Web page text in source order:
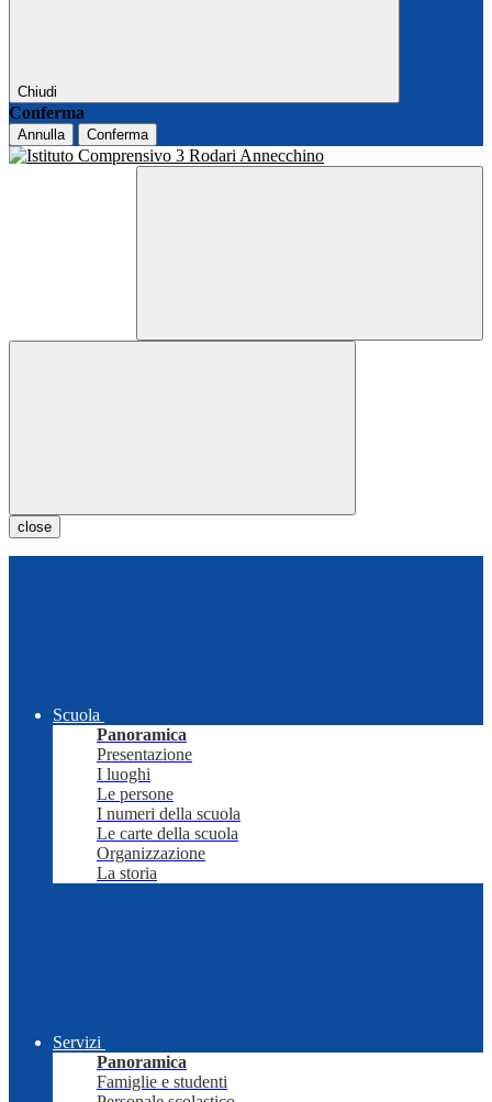
Chiudi
Conferma
Annulla Conferma
close
Scuola
Panoramica
Presentazione
I luoghi
Le persone
I numeri della scuola
Le carte della scuola
Organizzazione
La storia
Servizi
Panoramica
Famiglie e studenti